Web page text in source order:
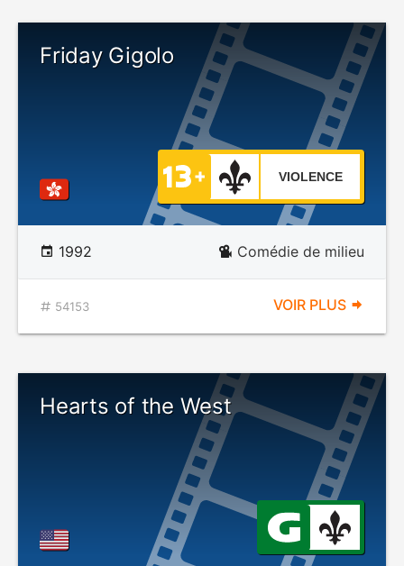
Friday Gigolo
VIOLENCE
1992 Comédie de milieu
54153 VOIR PLUS
Hearts of the West